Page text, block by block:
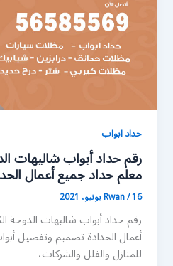
حداد ابواب
معلم حداد جميع أعمال
Rwan/16 يونيو، 2021
رقم حداد أبواب شاليهات الدوحة
أعمال الحدادة تصميم وتفصيل
للمنازل والفلل والشركات،